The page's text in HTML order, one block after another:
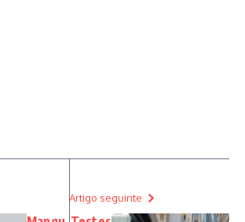
Artigo seguinte